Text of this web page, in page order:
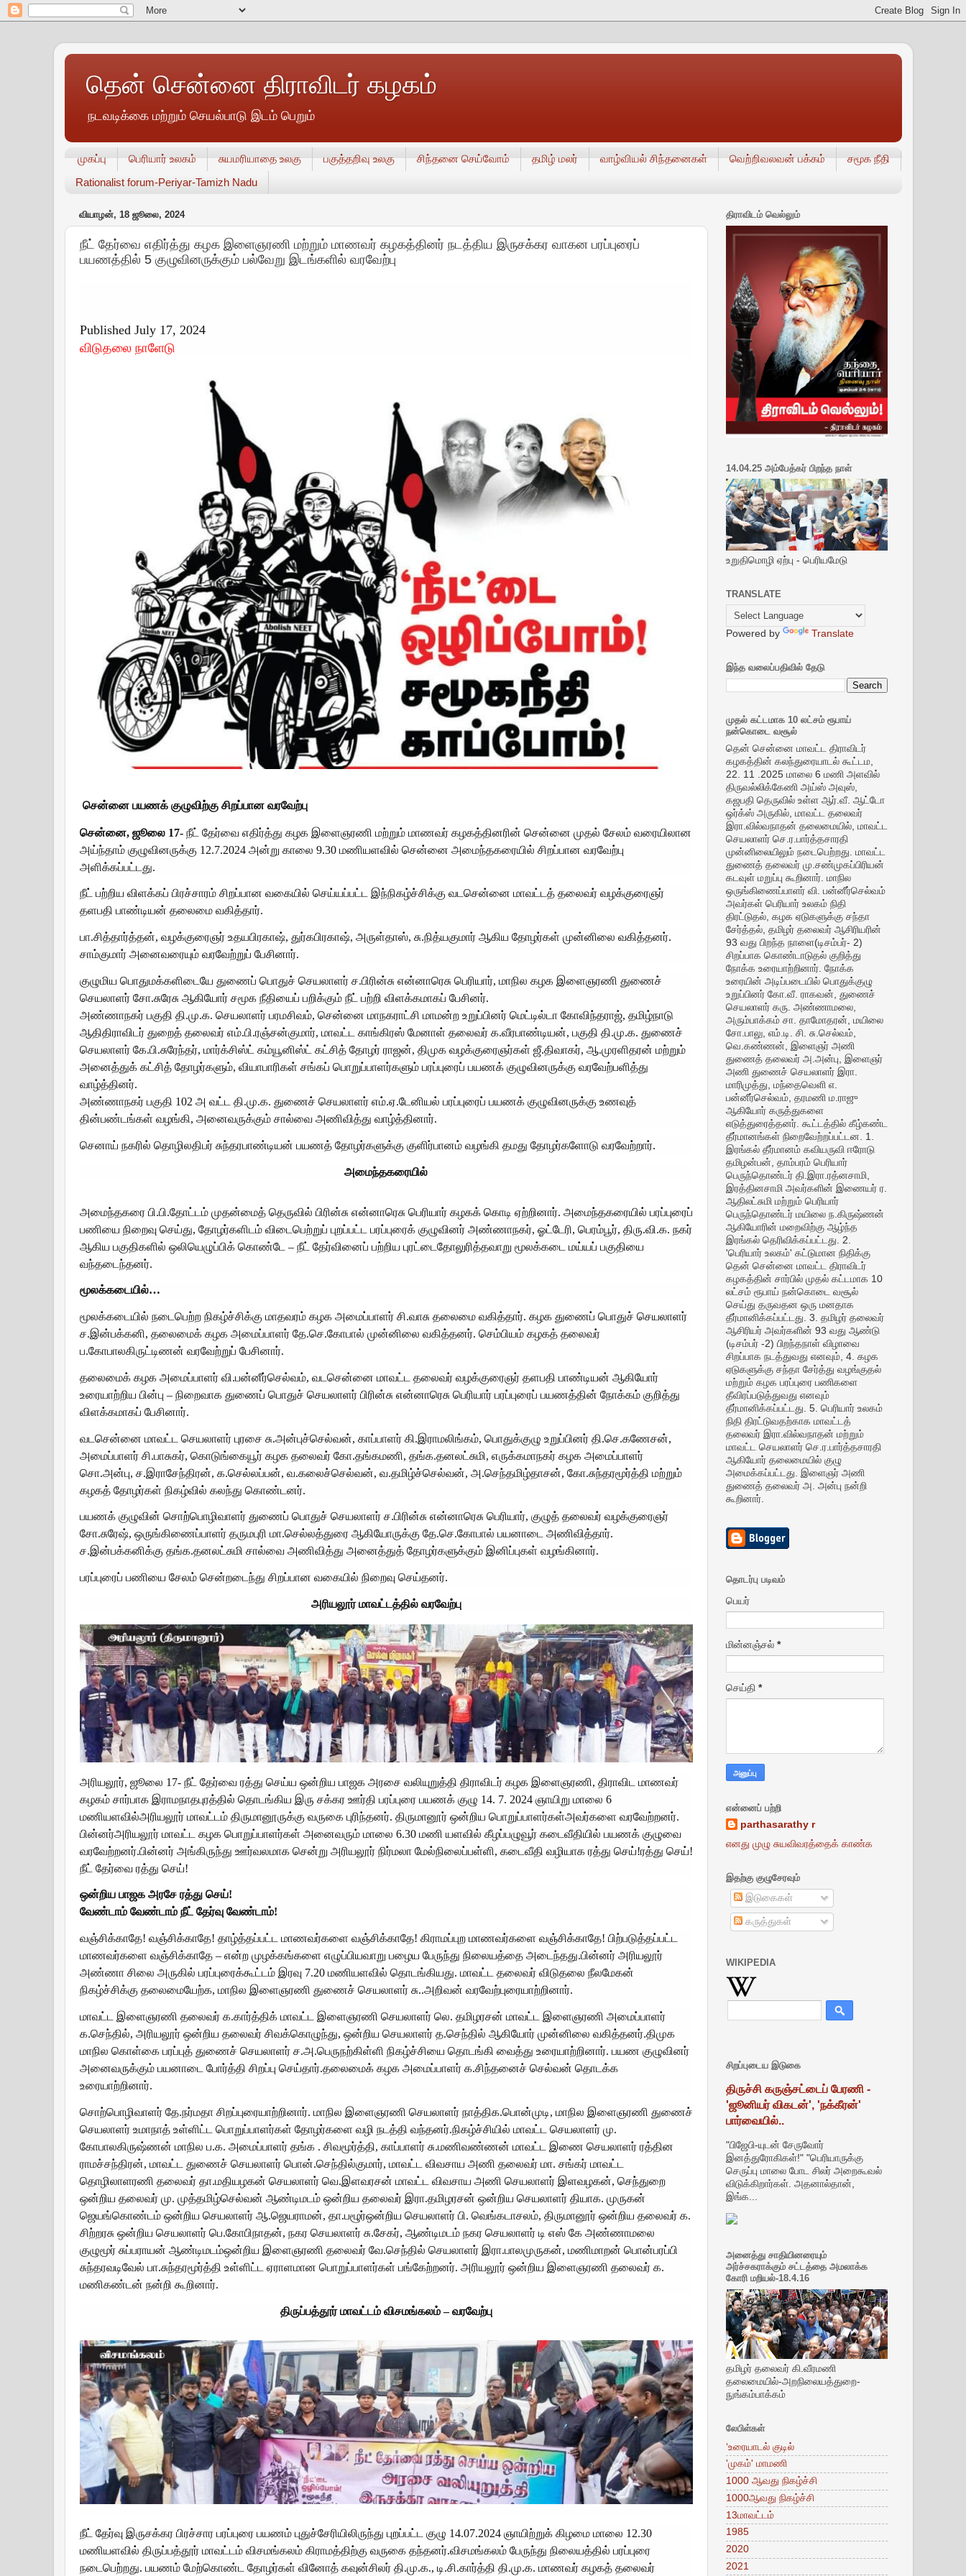
தென் சென்னை திராவிடர் கழகம்
நடவடிக்கை மற்றும் செயல்பாடு இடம் பெறும்
முகப்பு பெரியார் உலகம் சுயமரியாதை உலகு பகுத்தறிவு உலகு சிந்தனை செய்வோம் தமிழ் மலர் வாழ்வியல் சிந்தனைகள் வெற்றிவலவன் பக்கம்
சமூக நீதி
Rationalist forum-Periyar-Tamizh Nadu
வியாழன், 18 ஜூலை, 2024
நீட் தேர்வை எதிர்த்து கழக இளைஞரணி மற்றும் மாணவர் கழகத்தினர் நடத்திய இருசக்கர வாகன பரப்புரைப்
பயணத்தில் 5 குழுவினருக்கும் பல்வேறு இடங்களில் வரவேற்பு
விடுதலை நாளேடு
Published July 17, 2024
சென்னை பயணக் குழுவிற்கு சிறப்பான வரவேற்பு
சென்னை, ஜூலை 17-நீட் தேர்வை எதிர்த்து கழக இளைஞரணி மற்றும் மாணவர் கழகத்தினரின் சென்னை முதல் சேலம் வரையிலான
அய்ந்தாம் குழுவினருக்கு 12.7.2024 அன்று காலை 9.30 மணியளவில் சென்னை அமைந்தகரையில் சிறப்பான வரவேற்பு
அளிக்கப்பட்டது.
நீட் பற்றிய விளக்கப் பிரச்சாரம் சிறப்பான வகையில் செய்யப்பட்ட இந்நிகழ்ச்சிக்கு வடசென்னை மாவட்டத் தலைவர் வழக்குரைஞர்
தளபதி பாண்டியன் தலைமை வகித்தார்.
பா.சித்தார்த்தன், வழக்குரைஞர் உதயபிரகாஷ், துர்கபிரகாஷ், அருள்தாஸ், சு.நித்யகுமார் ஆகிய தோழர்கள் முன்னிலை வகித்தனர்.
சாம்குமார் அனைவரையும் வரவேற்றுப் பேசினார்.
குழுமிய பொதுமக்களிடையே துணைப் பொதுச் செயலாளர் ச.பிரின்சு என்னாரெசு பெரியார், மாநில கழக இளைஞரணி துணைச்
செயலாளர் சோ.சுரேசு ஆகியோர் சமூக நீதியைப் பறிக்கும் நீட் பற்றி விளக்கமாகப் பேசினர்.
அண்ணாநகர் பகுதி தி.மு.க. செயலாளர் பரமசிவம், சென்னை மாநகராட்சி மாமன்ற உறுப்பினர் மெட்டில்டா கோவிந்தராஜ், தமிழ்நாடு
ஆதிதிராவிடர் துறைத் தலைவர் எம்.பி.ரஞ்சன்குமார், மாவட்ட காங்கிரஸ் மேனாள் தலைவர் க.வீரபாண்டியன், பகுதி தி.மு.க. துணைச்
செயலாளர் கே.பி.சுரேந்தர், மார்க்சிஸ்ட் கம்யூனிஸ்ட் கட்சித் தோழர் ராஜன், திமுக வழக்குரைஞர்கள் ஜீ.திவாகர், ஆ.முரளிதரன் மற்றும்
அனைத்துக் கட்சித் தோழர்களும், வியாபாரிகள் சங்கப் பொறுப்பாளர்களும் பரப்புரைப் பயணக் குழுவினருக்கு வரவேற்பளித்து
வாழ்த்தினர்.
அண்ணாநகர் பகுதி 102 அ வட்ட தி.மு.க. துணைச் செயலாளர் எம்.ஏ.டேனியல் பரப்புரைப் பயணக் குழுவினருக்கு உணவுத்
தின்பண்டங்கள் வழங்கி, அனைவருக்கும் சால்வை அணிவித்து வாழ்த்தினார்.
செனாய் நகரில் தொழிலதிபர் சுந்தரபாண்டியன் பயணத் தோழர்களுக்கு குளிர்பானம் வழங்கி தமது தோழர்களோடு வரவேற்றார்.
அமைந்தகரையில்
அமைந்தகரை பி.பி.தோட்டம் முதன்மைத் தெருவில் பிரின்சு என்னாரெசு பெரியார் கழகக் கொடி ஏற்றினார். அமைந்தகரையில் பரப்புரைப்
பணியை நிறைவு செய்து, தோழர்களிடம் விடைபெற்றுப் புறப்பட்ட பரப்புரைக் குழுவினர் அண்ணாநகர், ஓட்டேரி, பெரம்பூர், திரு.வி.க. நகர்
ஆகிய பகுதிகளில் ஒலியெழுப்பிக் கொண்டே – நீட் தேர்வினைப் பற்றிய புரட்டைதோலுரித்தவாறு மூலக்கடை மய்யப் பகுதியை
வந்தடைந்தனர்.
மூலக்கடையில்…
மூலக்கடையில் நடைபெற்ற நிகழ்ச்சிக்கு மாதவரம் கழக அமைப்பாளர் சி.வாசு தலைமை வகித்தார். கழக துணைப் பொதுச் செயலாளர்
ச.இன்பக்கனி, தலைமைக் கழக அமைப்பாளர் தே.செ.கோபால் முன்னிலை வகித்தனர். செம்பியம் கழகத் தலைவர்
ப.கோபாலகிருட்டிணன் வரவேற்றுப் பேசினார்.
தலைமைக் கழக அமைப்பாளர் வி.பன்னீர்செல்வம், வடசென்னை மாவட்ட தலைவர் வழக்குரைஞர் தளபதி பாண்டியன் ஆகியோர்
உரையாற்றிய பின்பு – நிறைவாக துணைப் பொதுச் செயலாளர் பிரின்சு என்னாரெசு பெரியார் பரப்புரைப் பயணத்தின் நோக்கம் குறித்து
விளக்கமாகப் பேசினார்.
வடசென்னை மாவட்ட செயலாளர் புரசை சு.அன்புச்செல்வன், காப்பாளர் கி.இராமலிங்கம், பொதுக்குழு உறுப்பினர் தி.செ.கணேசன்,
அமைப்பாளர் சி.பாசுகர், கொடுங்கையூர் கழக தலைவர் கோ.தங்கமணி, தங்க.தனலட்சுமி, எருக்கமாநகர் கழக அமைப்பாளர்
சொ.அன்பு, ச.இராசேந்திரன், க.செல்லப்பன், வ.கலைச்செல்வன், வ.தமிழ்ச்செல்வன், அ.செந்தமிழ்தாசன், கோ.சுந்தரமூர்த்தி மற்றும்
கழகத் தோழர்கள் நிகழ்வில் கலந்து கொண்டனர்.
பயணக் குழுவின் சொற்பொழிவாளர் துணைப் பொதுச் செயலாளர் ச.பிரின்சு என்னாரெசு பெரியார், குழுத் தலைவர் வழக்குரைஞர்
சோ.சுரேஷ், ஒருங்கிணைப்பாளர் தருமபுரி மா.செல்லத்துரை ஆகியோருக்கு தே.செ.கோபால் பயனாடை அணிவித்தார்.
ச.இன்பக்கனிக்கு தங்க.தனலட்சுமி சால்வை அணிவித்து அனைத்துத் தோழர்களுக்கும் இனிப்புகள் வழங்கினார்.
பரப்புரைப் பணியை சேலம் சென்றடைந்து சிறப்பான வகையில் நிறைவு செய்தனர்.
அரியலூர் மாவட்டத்தில் வரவேற்பு
அரியலூர், ஜூலை 17- நீட் தேர்வை ரத்து செய்ய ஒன்றிய பாஜக அரசை வலியுறுத்தி திராவிடர் கழக இளைஞரணி, திராவிட மாணவர்
கழகம் சார்பாக இராமநாதபுரத்தில் தொடங்கிய இரு சக்கர ஊர்தி பரப்புரை பயணக் குழு 14. 7. 2024 ஞாயிறு மாலை 6
மணியளவில்அரியலூர் மாவட்டம் திருமானூருக்கு வருகை புரிந்தனர். திருமானூர் ஒன்றிய பொறுப்பாளர்கள்அவர்களை வரவேற்றனர்.
பின்னர்அரியலூர் மாவட்ட கழக பொறுப்பாளர்கள் அனைவரும் மாலை 6.30 மணி யளவில் கீழப்பழுவூர் கடைவீதியில் பயணக் குழுவை
வரவேற்றனர்.பின்னர் அங்கிருந்து ஊர்வலமாக சென்று அரியலூர் நிர்மலா மேல்நிலைப்பள்ளி, கடைவீதி வழியாக ரத்து செய்!ரத்து செய்!
நீட் தேர்வை ரத்து செய்!
ஒன்றிய பாஜக அரசே ரத்து செய்!
வேண்டாம் வேண்டாம் நீட் தேர்வு வேண்டாம்!
வஞ்சிக்காதே! வஞ்சிக்காதே! தாழ்த்தப்பட்ட மாணவர்களை வஞ்சிக்காதே! கிராமப்புற மாணவர்களை வஞ்சிக்காதே! பிற்படுத்தப்பட்ட
மாணவர்களை வஞ்சிக்காதே – என்ற முழக்கங்களை எழுப்பியவாறு பழைய பேருந்து நிலையத்தை அடைந்தது.பின்னர் அரியலூர்
அண்ணா சிலை அருகில் பரப்புரைக்கூட்டம் இரவு 7.20 மணியளவில் தொடங்கியது. மாவட்ட தலைவர் விடுதலை நீலமேகன்
நிகழ்ச்சிக்கு தலைமையேற்க, மாநில இளைஞரணி துணைச் செயலாளர் சு..அறிவன் வரவேற்புரையாற்றினார்.
மாவட்ட இளைஞரணி தலைவர் க.கார்த்திக் மாவட்ட இளைஞரணி செயலாளர் லெ. தமிழரசன் மாவட்ட இளைஞரணி அமைப்பாளர்
க.செந்தில், அரியலூர் ஒன்றிய தலைவர் சிவக்கொழுந்து, ஒன்றிய செயலாளர் த.செந்தில் ஆகியோர் முன்னிலை வகித்தனர்.திமுக
மாநில கொள்கை பரப்புத் துணைச் செயலாளர் ச.அ.பெருநற்கிள்ளி நிகழ்ச்சியை தொடங்கி வைத்து உரையாற்றினார். பயண குழுவினர்
அனைவருக்கும் பயனாடை போர்த்தி சிறப்பு செய்தார்.தலைமைக் கழக அமைப்பாளர் க.சிந்தனைச் செல்வன் தொடக்க
உரையாற்றினார்.
சொற்பொழிவாளர் தே.நர்மதா சிறப்புரையாற்றினார். மாநில இளைஞரணி செயலாளர் நாத்திக.பொன்முடி, மாநில இளைஞரணி துணைச்
செயலாளர் உமாநாத் உள்ளிட்ட பொறுப்பாளர்கள் தோழர்களை வழி நடத்தி வந்தனர்.நிகழ்ச்சியில் மாவட்ட செயலாளர் மு.
கோபாலகிருஷ்ணன் மாநில ப.க. அமைப்பாளர் தங்க . சிவமூர்த்தி, காப்பாளர் சு.மணிவண்ணன் மாவட்ட இணை செயலாளர் ரத்தின
ராமச்சந்திரன், மாவட்ட துணைச் செயலாளர் பொன்.செந்தில்குமார், மாவட்ட விவசாய அணி தலைவர் மா. சங்கர் மாவட்ட
தொழிலாளரணி தலைவர் தா.மதியழகன் செயலாளர் வெ.இளவரசன் மாவட்ட விவசாய அணி செயலாளர் இளவழகன், செந்துறை
ஒன்றிய தலைவர் மு. முத்தமிழ்செல்வன் ஆண்டிமடம் ஒன்றிய தலைவர் இரா.தமிழரசன் ஒன்றிய செயலாளர் தியாக. முருகன்
ஜெயங்கொண்டம் ஒன்றிய செயலாளர் ஆ.ஜெயராமன், தா.பழூர்ஒன்றிய செயலாளர் பி. வெங்கடாசலம், திருமானூர் ஒன்றிய தலைவர் க.
சிற்றரசு ஒன்றிய செயலாளர் பெ.கோபிநாதன், நகர செயலாளர் சு.சேகர், ஆண்டிமடம் நகர செயலாளர் டி எஸ் கே அண்ணாமலை
குழுமூர் சுப்பராயன் ஆண்டிமடம்ஒன்றிய இளைஞரணி தலைவர் வே.செந்தில் செயலாளர் இரா.பாலமுருகன், மணிமாறன் பொன்பரப்பி
சுந்தரவடிவேல் பா.சுந்தரமூர்த்தி உள்ளிட்ட ஏராளமான பொறுப்பாளர்கள் பங்கேற்றனர். அரியலூர் ஒன்றிய இளைஞரணி தலைவர் க.
மணிகண்டன் நன்றி கூறினார்.
திருப்பத்தூர் மாவட்டம் விசமங்கலம் – வரவேற்பு
நீட் தேர்வு இருசக்கர பிரச்சார பரப்புரை பயணம் புதுச்சேரியிலிருந்து புறப்பட்ட குழு 14.07.2024 ஞாயிற்றுக் கிழமை மாலை 12.30
மணியளவில் திருப்பத்தூர் மாவட்டம் விசமங்கலம் கிராமத்திற்கு வருகை தந்தனர்.விசமங்கலம் பேருந்து நிலையத்தில் பரப்புரை
நடைபெற்றது. பயணம் மேற்கொண்ட தோழர்கள் வினோத் கவுன்சிலர் தி.மு.க., டி.சி.கார்த்தி தி.மு.க. மாணவர் கழகத் தலைவர்
திராவிடம் வெல்லும்
14.04.25 அம்பேத்கர் பிறந்த நாள்
உறுதிமொழி ஏற்பு - பெரியமேடு
TRANSLATE
Powered by Translate
இந்த வலைப்பதிவில் தேடு
முதல் கட்டமாக 10 லட்சம் ரூபாய்
நன்கொடை வசூல்
தென் சென்னை மாவட்ட திராவிடர்
கழகத்தின் கலந்துரையாடல் கூட்டம,
22. 11 .2025 மாலை 6 மணி அளவில்
திருவல்லிக்கேணி அய்ஸ் அவுஸ்,
கஜபதி தெருவில் உள்ள ஆர்.வீ. ஆட்டோ
ஒர்க்ஸ் அருகில், மாவட்ட தலைவர்
இரா.வில்வநாதன் தலைமையில், மாவட்ட
செயலாளர் செ.ர.பார்த்தசாரதி
முன்னிலையிலும் நடைபெற்றது. மாவட்ட
துணைத் தலைவர் மு.சண்முகப்பிரியன்
கடவுள் மறுப்பு கூறினார். மாநில
ஒருங்கிணைப்பாளர் வி. பன்னீர்செல்வம்
அவர்கள் பெரியார் உலகம் நிதி
திரட்டுதல், கழக ஏடுகளுக்கு சந்தா
சேர்த்தல், தமிழர் தலைவர் ஆசிரியரின்
93 வது பிறந்த நாளை(டிசம்பர்- 2)
சிறப்பாக கொண்டாடுதல் குறித்து
நோக்க உரையாற்றினார். நோக்க
உரையின் அடிப்படையில் பொதுக்குழு
உறுப்பினர் கோ.வீ. ராகவன், துணைச்
செயலாளர் கரு. அண்ணாமலை,
அரும்பாக்கம் சா. தாமோதரன், மயிலை
சோ.பாலு, எம்.டி. சி. சு.செல்வம்,
வெ.கண்ணன், இளைஞர் அணி
துணைத் தலைவர் அ.அன்பு, இளைஞர்
அணி துணைச் செயலாளர் இரா.
மாரிமுத்து, மந்தைவெளி எ.
பன்னீர்செல்வம், தரமணி ம.ராஜு
ஆகியோர் கருத்துகளை
எடுத்துரைத்தனர். கூட்டத்தில் கீழ்கண்ட
தீர்மானங்கள் நிறைவேற்றப்பட்டன. 1.
இரங்கல் தீர்மானம் கவியருவி ஈரோடு
தமிழன்பன், தாம்பரம் பெரியார்
பெருந்தொண்டர் தி.இரா.ரத்னசாமி,
இரத்தினசாமி அவர்களின் இணையர் ர.
ஆதிலட்சுமி மற்றும் பெரியார்
பெருந்தொண்டர் மயிலை ந.கிருஷ்ணன்
ஆகியோரின் மறைவிற்கு ஆழ்ந்த
இரங்கல் தெரிவிக்கப்பட்டது. 2.
'பெரியார் உலகம்' கட்டுமான நிதிக்கு
தென் சென்னை மாவட்ட திராவிடர்
கழகத்தின் சார்பில் முதல் கட்டமாக 10
லட்சம் ரூபாய் நன்கொடை வசூல்
செய்து தருவதன ஒரு மனதாக
தீர்மானிக்கப்பட்டது. 3. தமிழர் தலைவர்
ஆசிரியர் அவர்களின் 93 வது ஆண்டு
(டிசம்பர் -2) பிறந்தநாள் விழாவை
சிறப்பாக நடத்துவது எனவும், 4. கழக
ஏடுகளுக்கு சந்தா சேர்த்து வழங்குதல்
மற்றும் கழக பரப்புரை பணிகளை
தீவிரப்படுத்துவது எனவும்
தீர்மானிக்கப்பட்டது. 5. பெரியார் உலகம்
நிதி திரட்டுவதற்காக மாவட்டத்
தலைவர் இரா.வில்வநாதன் மற்றும்
மாவட்ட செயலாளர் செ.ர.பார்த்தசாரதி
ஆகியோர் தலைமையில் குழு
அமைக்கப்பட்டது. இளைஞர் அணி
துணைத் தலைவர் அ. அன்பு நன்றி
கூறினார்.
தொடர்பு படிவம்
பெயர்
மின்னஞ்சல் *
செய்தி *
என்னைப் பற்றி
parthasarathy r
எனது முழு சுயவிவரத்தைக் காண்க
இதற்கு குழுசேரவும்
இடுகைகள்
கருத்துகள்
WIKIPEDIA
சிறப்புடைய இடுகை
திருச்சி கருஞ்சட்டைப் பேரணி -
'ஜூனியர் விகடன்', 'நக்கீரன்'
பார்வையில்..
"பிஜேபி-யுடன் சேருவோர்
இனத்துரோகிகள்!" "பெரியாருக்கு
செருப்பு மாலை போட சிலர் அறைகூவல்
விடுக்கிறார்கள். அதனால்தான்,
இங்க...
அனைத்து சாதியினரையும்
அர்ச்சகராக்கும் சட்டத்தை அமலாக்க
கோரி மறியல்-18.4.16
தமிழர் தலைவர் கி.வீரமணி
தலைமையில்-அறநிலையத்துறை-
நுங்கம்பாக்கம்
லேபிள்கள்
‘உரையாடல் குடில்
'முகம்' மாமணி
1000 ஆவது நிகழ்ச்சி
1000ஆவது நிகழ்ச்சி
13மாவட்டம்
1985
2020
2021